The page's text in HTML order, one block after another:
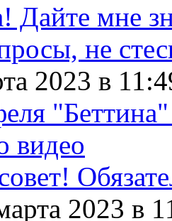
Дайте мне
не
2023 в
видео
2023 в